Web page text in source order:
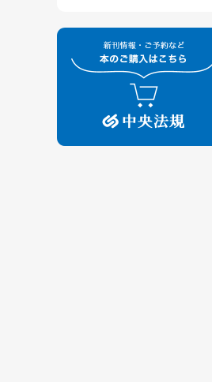
保育士
看護
制度
障害者支援・福祉